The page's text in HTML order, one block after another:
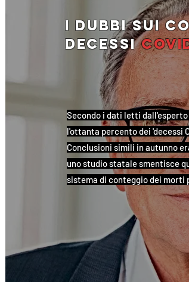
i dubbi sui
decessi
Secondo i dati letti dall'esperto
l'ottanta percento dei 'decessi
Conclusioni simili in autunno
uno studio statale smentisce
sistema di conteggio dei